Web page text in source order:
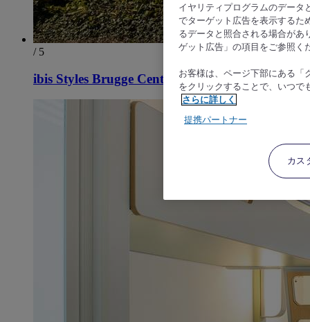
/ 5
ibis Styles Brugge Centrum
イヤリティプログラムのデータ
でターゲット広告を表示するた
るデータと照合される場合があ
ゲット広告」の項目をご参照く
お客様は、ページ下部にある「
をクリックすることで、いつで
さらに詳しく
提携パートナー
カス